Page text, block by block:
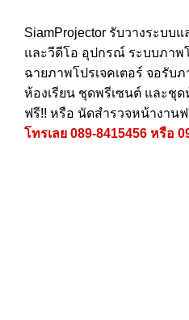
SiamProjector รับวางระบบ
และวีดีโอ อุปกรณ์ ระบบภาพโ
ฉายภาพโปรเจคเตอร์ จอรับ
ห้องเรียน ชุดพรีเซนต์ และชุ
ฟรี!! หรือ นัดสำรวจหน้างาน
โทรเลย 089-8415456 หรือ